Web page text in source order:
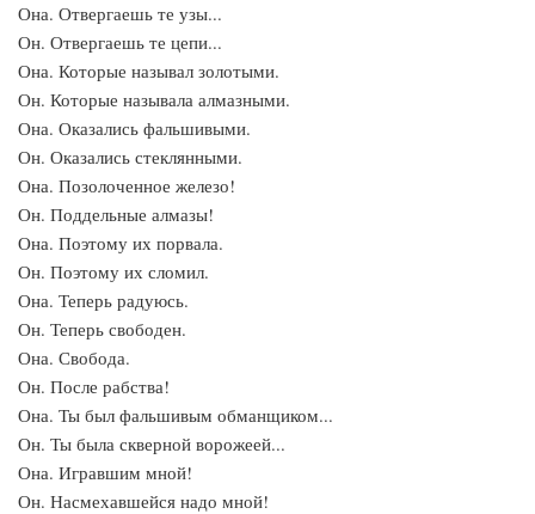
Она. Отвергаешь те узы...
Он. Отвергаешь те цепи...
Она. Которые называл золотыми.
Он. Которые называла алмазными.
Она. Оказались фальшивыми.
Он. Оказались стеклянными.
Она. Позолоченное железо!
Он. Поддельные алмазы!
Она. Поэтому их порвала.
Он. Поэтому их сломил.
Она. Теперь радуюсь.
Он. Теперь свободен.
Она. Свобода.
Он. После рабства!
Она. Ты был фальшивым обманщиком...
Он. Ты была скверной ворожеей...
Она. Игравшим мной!
Он. Насмехавшейся надо мной!